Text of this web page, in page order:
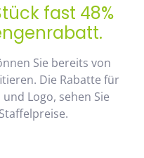
fast 48%
Sie bereits von
Die Rabatte für
Logo, sehen Sie